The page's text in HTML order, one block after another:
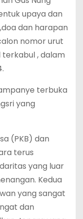
upaya dan
dan harapan
nomor urut
terkabul , dalam
terbuka
yang
(PKB) dan
terus
yang luar
Kedua
yang sangat
dan